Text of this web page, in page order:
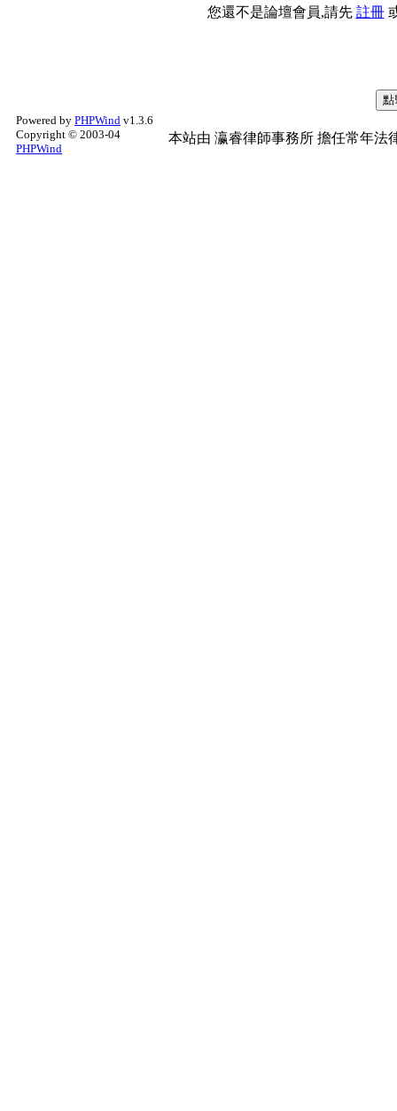
您還不是論壇會員,請先 註冊
Powered by PHPWind v1.3.6
Copyright © 2003-04
PHPWind
本站由 瀛睿律師事務所 擔任常年法